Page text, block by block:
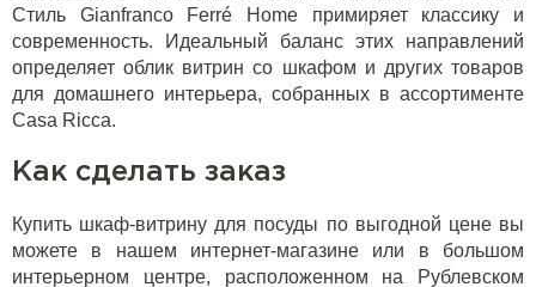
Стиль Gianfranco Ferré Home примиряет классику и
современность. Идеальный баланс этих направлений
определяет облик витрин со шкафом и других товаров
для домашнего интерьера, собранных в ассортименте
Casa Ricca.
Как сделать заказ
Купить шкаф-витрину для посуды по выгодной цене вы
можете в нашем интернет-магазине или в большом
интерьерном центре, расположенном на Рублевском